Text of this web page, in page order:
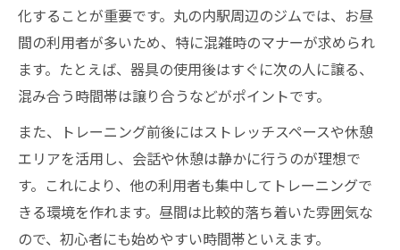
化することが重要です。丸の内駅周辺のジムでは、お昼
間の利用者が多いため、特に混雑時のマナーが求められ
ます。たとえば、器具の使用後はすぐに次の人に譲る、
混み合う時間帯は譲り合うなどがポイントです。
また、トレーニング前後にはストレッチスペースや休憩
エリアを活用し、会話や休憩は静かに行うのが理想で
す。これにより、他の利用者も集中してトレーニングで
きる環境を作れます。昼間は比較的落ち着いた雰囲気な
ので、初心者にも始めやすい時間帯といえます。